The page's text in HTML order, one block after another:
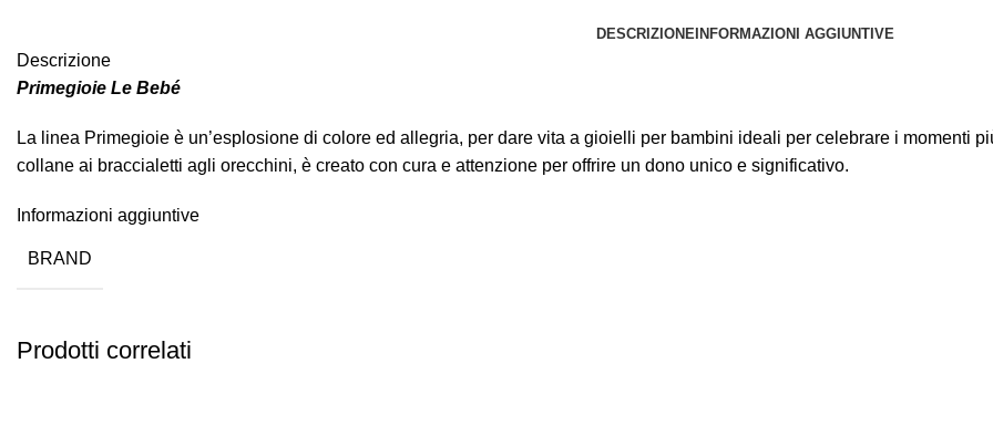
DESCRIZIONEINFORMAZIONI AGGIUNTIVE
Descrizione
Primegioie Le Bebé
La linea Primegioie è un’esplosione di colore ed allegria, per dare vita a gioielli per bambini ideali per celebrare i momenti
collane ai braccialetti agli orecchini, è creato con cura e attenzione per offrire un dono unico e significativo.
Informazioni aggiuntive
BRAND
Prodotti correlati